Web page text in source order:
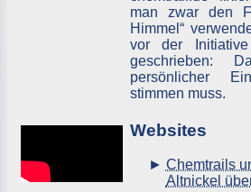
man zwar den
Himmel“
vor der
geschrieben:
persönlicher
stimmen muss.
Websites
Chemtrails
Altnickel